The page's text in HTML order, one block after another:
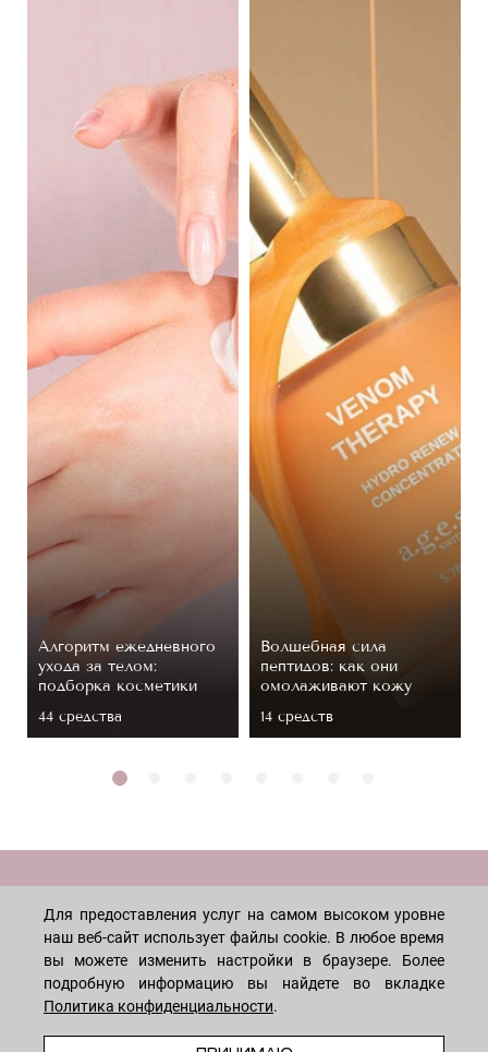
В КОРЗИНУ
Алгоритм ежедневного
ухода за телом:
подборка косметики
44 средствa
Волшебная сила
пептидов: как они
омолаживают кожу
14 средств
Лицо
Мужчинам
Тело
ПОКУПАТЕЛЯМ
КОМПАНИЯ
Для предоставления услуг на самом высоком уровне
наш веб-сайт использует файлы cookie. В любое время
вы можете изменить настройки в браузере. Более
подробную информацию вы найдете во вкладке
Политика конфиденциальности.